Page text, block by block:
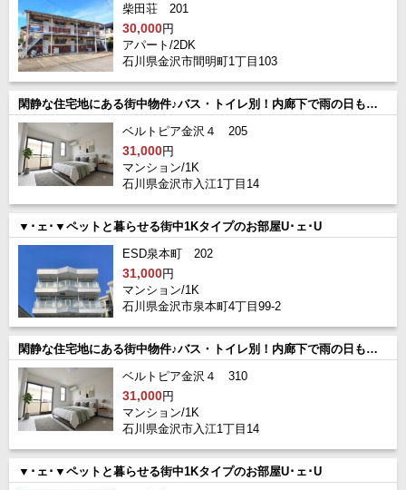
柴田荘 201
30,000円
アパート/2DK
石川県金沢市間明町1丁目103
閑静な住宅地にある街中物件♪バス・トイレ別！内廊下で雨の日も安心です
ベルトピア金沢４ 205
31,000円
マンション/1K
石川県金沢市入江1丁目14
▼･ェ･▼ペットと暮らせる街中1Kタイプのお部屋U･ェ･U
ESD泉本町 202
31,000円
マンション/1K
石川県金沢市泉本町4丁目99-2
閑静な住宅地にある街中物件♪バス・トイレ別！内廊下で雨の日も安心です
ベルトピア金沢４ 310
31,000円
マンション/1K
石川県金沢市入江1丁目14
▼･ェ･▼ペットと暮らせる街中1Kタイプのお部屋U･ェ･U